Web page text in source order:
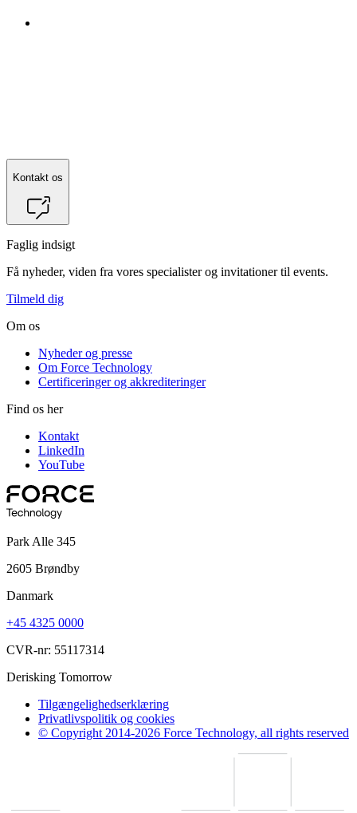
Kontakt os
Faglig indsigt
Få nyheder, viden fra vores specialister og invitationer til events.
Tilmeld dig
Om os
Nyheder og presse
Om Force Technology
Certificeringer og akkrediteringer
Find os her
Kontakt
LinkedIn
YouTube
Park Alle 345
2605 Brøndby
Danmark
+45 4325 0000
CVR-nr: 55117314
Derisking Tomorrow
Tilgængelighedserklæring
Privatlivspolitik og cookies
© Copyright 2014-2026 Force Technology, all rights reserved